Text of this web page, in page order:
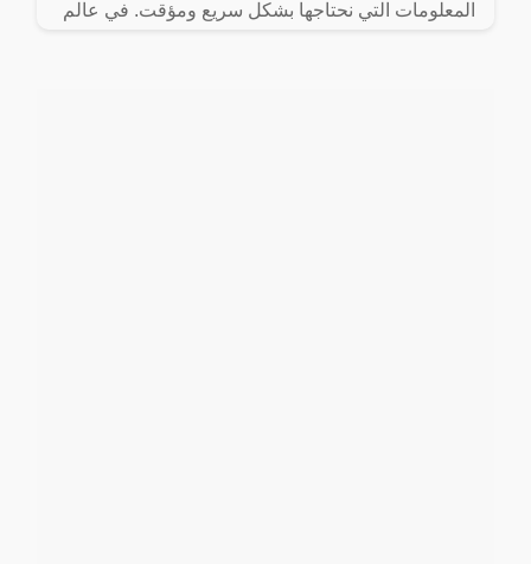
المعلومات التي نحتاجها بشكل سريع ومؤقت. في عالم